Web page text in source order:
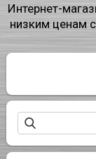
Интернет-
низким ценам